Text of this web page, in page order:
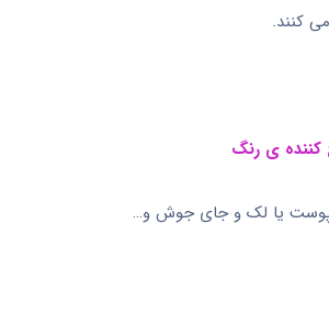
کنند.
کننده ی رنگ
یا لک و جای جوش و…